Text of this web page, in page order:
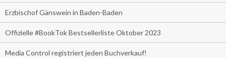
Erzbischof Gänswein in Baden-Baden
Offizielle #BookTok Bestsellerliste Oktober 2023
Media Control registriert jeden Buchverkauf!